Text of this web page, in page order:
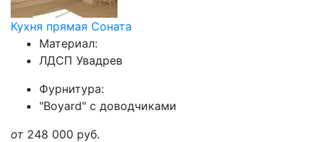
Кухня прямая Соната
Материал:
ЛДСП Увадрев
Фурнитура:
"Boyard" с доводчиками
от 248 000 руб.